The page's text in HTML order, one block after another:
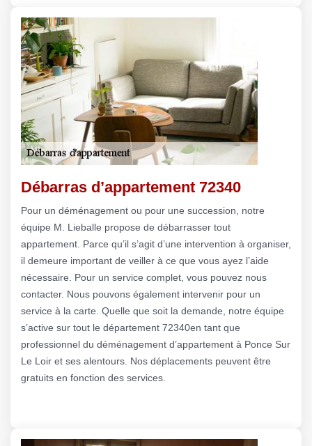
Débarras d’appartement 72340
Pour un déménagement ou pour une succession, notre
équipe M. Lieballe propose de débarrasser tout
appartement. Parce qu’il s’agit d’une intervention à organiser,
il demeure important de veiller à ce que vous ayez l’aide
nécessaire. Pour un service complet, vous pouvez nous
contacter. Nous pouvons également intervenir pour un
service à la carte. Quelle que soit la demande, notre équipe
s’active sur tout le département 72340en tant que
professionnel du déménagement d’appartement à Ponce Sur
Le Loir et ses alentours. Nos déplacements peuvent être
gratuits en fonction des services.